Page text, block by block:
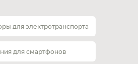
для электротранспорта
для смартфонов